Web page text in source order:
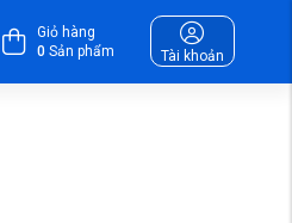
Giỏ hàng
0Sản phẩm Tài khoản